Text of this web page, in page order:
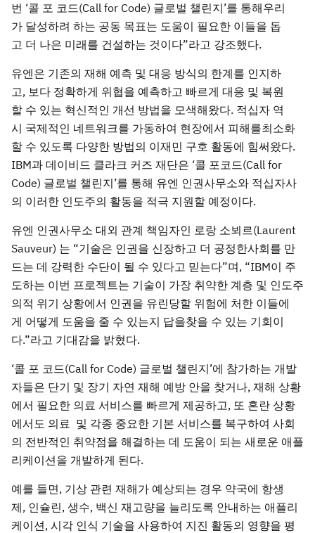
번 ‘콜 포 코드(Call for Code) 글로벌 챌린지’를 통해우리
가 달성하려 하는 공동 목표는 도움이 필요한 이들을 돕
고 더 나은 미래를 건설하는 것이다”라고 강조했다.
유엔은 기존의 재해 예측 및 대응 방식의 한계를 인지하
고, 보다 정확하게 위협을 예측하고 빠르게 대응 및 복원
할 수 있는 혁신적인 개선 방법을 모색해왔다. 적십자 역
시 국제적인 네트워크를 가동하여 현장에서 피해를최소화
할 수 있도록 다양한 방법의 이재민 구호 활동에 힘써왔다.
IBM과 데이비드 클라크 커즈 재단은 ‘콜 포코드(Call for
Code) 글로벌 챌린지’를 통해 유엔 인권사무소와 적십자사
의 이러한 인도주의 활동을 적극 지원할 예정이다.
유엔 인권사무소 대외 관계 책임자인 로랑 소뵈르(Laurent
Sauveur) 는 “기술은 인권을 신장하고 더 공정한사회를 만
드는 데 강력한 수단이 될 수 있다고 믿는다”며, “IBM이 주
도하는 이번 프로젝트는 기술이 가장 취약한 계층 및 인도주
의적 위기 상황에서 인권을 유린당할 위험에 처한 이들에
게 어떻게 도움을 줄 수 있는지 답을찾을 수 있는 기회이
다.”라고 기대감을 밝혔다.
‘콜 포 코드(Call for Code) 글로벌 챌린지’에 참가하는 개발
자들은 단기 및 장기 자연 재해 예방 안을 찾거나, 재해 상황
에서 필요한 의료 서비스를 빠르게 제공하고, 또 혼란 상황
에서도 의료 및 각종 중요한 기본 서비스를 복구하여 사회
의 전반적인 취약점을 해결하는 데 도움이 되는 새로운 애플
리케이션을 개발하게 된다.
예를 들면, 기상 관련 재해가 예상되는 경우 약국에 항생
제, 인슐린, 생수, 백신 재고량을 늘리도록 안내하는 애플리
케이션, 시각 인식 기술을 사용하여 지진 활동의 영향을 평